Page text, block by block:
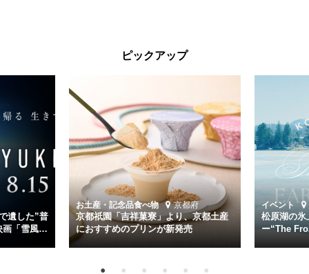
くの仲間の命を救い帰還させ、戦後まで生き抜き「幸運艦」と呼ばれ
主演は「雪風」の艦長・寺澤一利を演じる竹野内豊。先任伍長・早瀬
幸平を玉木宏が演じるほか、奥平大兼、田中麗奈、石丸幹二、益岡徹
など実力派俳優が共演。そして戦艦大和と運命を共にした帝国海軍・
第二艦隊司令長官、伊藤整一を中井貴一が圧倒的な存在感で演じ切
る。
時代が再び、分断と暴力に揺れる現代。本作は「同じ過ちを繰り返す
道を歩んではいないか」と、彼らが命をかけて守りたいと願っ
た”今”を生きる私達に問いかける。戦後80年、戦争の記憶が薄れゆく
今だからこそ、尊い平和の価値を未来に繋ぐ作品『雪風 YUKIKAZE』
を多くの方にご覧いただきたい。
ピックアップ
遺した”普
画「雪風
お土産・記念品食べ物 京都府
京都祇園「吉祥菓寮」より、京都土産
におすすめのプリンが新発売
イベント
松原湖の氷
ー“The